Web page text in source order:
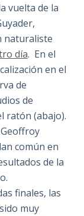
vuelta de la
naturaliste
día. En el
en el
de
de
ratón (abajo).
común en
de la
finales, las
muy